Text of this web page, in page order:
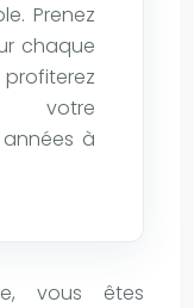
Prenez
chaque
votre
à
vous êtes